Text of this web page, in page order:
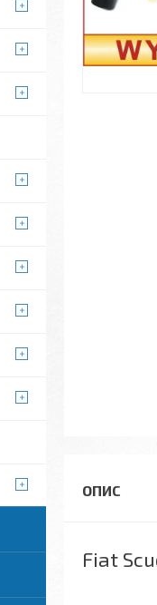
Fiat